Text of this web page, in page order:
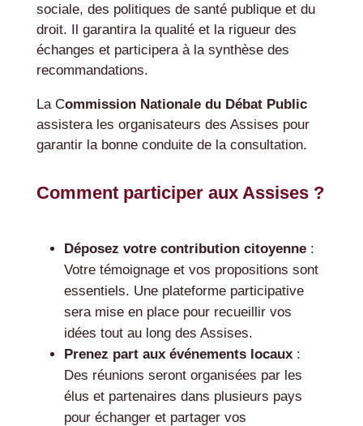
sociale, des politiques de santé publique et du
droit. Il garantira la qualité et la rigueur des
échanges et participera à la synthèse des
recommandations.
La Commission Nationale du Débat Public
assistera les organisateurs des Assises pour
garantir la bonne conduite de la consultation.
Comment participer aux Assises ?
Déposez votre contribution citoyenne :
Votre témoignage et vos propositions sont
essentiels. Une plateforme participative
sera mise en place pour recueillir vos
idées tout au long des Assises.
Prenez part aux événements locaux :
Des réunions seront organisées par les
élus et partenaires dans plusieurs pays
pour échanger et partager vos